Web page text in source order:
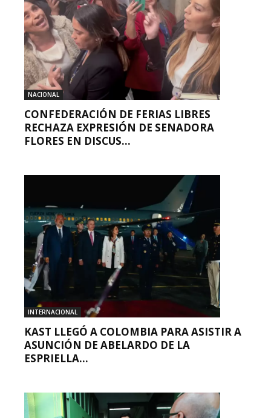
NACIONAL
CONFEDERACIÓN DE FERIAS LIBRES
RECHAZA EXPRESIÓN DE SENADORA
FLORES EN DISCUS...
INTERNACIONAL
KAST LLEGÓ A COLOMBIA PARA ASISTIR A
ASUNCIÓN DE ABELARDO DE LA
ESPRIELLA...